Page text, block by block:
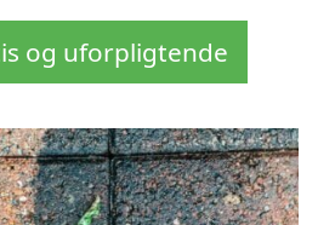
og uforpligtende